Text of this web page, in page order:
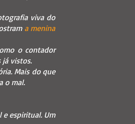
viva do
a menina
o contador
já vistos.
Mais do que
o mal.
e espiritual. Um